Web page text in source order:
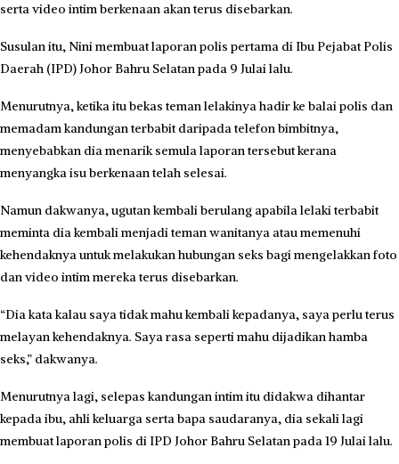
serta video intim berkenaan akan terus disebarkan.
Susulan itu, Nini membuat laporan polis pertama di Ibu Pejabat Polis
Daerah (IPD) Johor Bahru Selatan pada 9 Julai lalu.
Menurutnya, ketika itu bekas teman lelakinya hadir ke balai polis dan
memadam kandungan terbabit daripada telefon bimbitnya,
menyebabkan dia menarik semula laporan tersebut kerana
menyangka isu berkenaan telah selesai.
Namun dakwanya, ugutan kembali berulang apabila lelaki terbabit
meminta dia kembali menjadi teman wanitanya atau memenuhi
kehendaknya untuk melakukan hubungan seks bagi mengelakkan foto
dan video intim mereka terus disebarkan.
“Dia kata kalau saya tidak mahu kembali kepadanya, saya perlu terus
melayan kehendaknya. Saya rasa seperti mahu dijadikan hamba
seks,” dakwanya.
Menurutnya lagi, selepas kandungan intim itu didakwa dihantar
kepada ibu, ahli keluarga serta bapa saudaranya, dia sekali lagi
membuat laporan polis di IPD Johor Bahru Selatan pada 19 Julai lalu.